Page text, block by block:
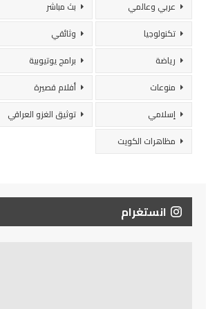
عربي وعالمي
بث مباشر
تكنولوجيا
وثائقي
رياضة
برامج يوتيوبية
منوعات
أفلام قصيرة
إسلامي
توثيق الغزو العراقي
مظاهرات الكويت
انستغرام